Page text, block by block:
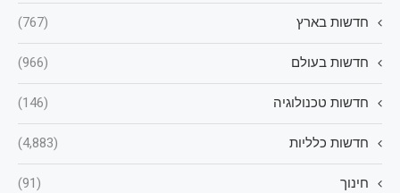
חדשות בארץ (767)
חדשות בעולם (966)
חדשות טכנולוגיה (146)
חדשות כלליות (4,883)
חינוך (91)